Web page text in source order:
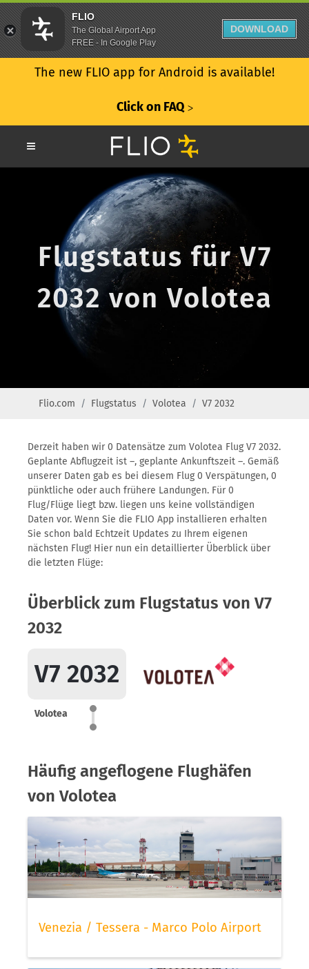
The new FLIO app for Android is available!
Click on FAQ ᐳ
Flugstatus für V7
2032 von Volotea
Flio.com Flugstatus Volotea V7 2032
Derzeit haben wir 0 Datensätze zum Volotea Flug V7 2032.
Geplante Abflugzeit ist –, geplante Ankunftszeit –. Gemäß
unserer Daten gab es bei diesem Flug 0 Verspätungen, 0
pünktliche oder auch frühere Landungen. Für 0
Flug/Flüge liegt bzw. liegen uns keine vollständigen
Daten vor. Wenn Sie die FLIO App installieren erhalten
Sie schon bald Echtzeit Updates zu Ihrem eigenen
nächsten Flug! Hier nun ein detaillierter Überblick über
die letzten Flüge:
Überblick zum Flugstatus von V7
2032
V7 2032
Volotea
Häufig angeflogene Flughäfen
von Volotea
Venezia / Tessera - Marco Polo Airport
FLIO
The Global Airport App
FREE - In Google Play
DOWNLOAD